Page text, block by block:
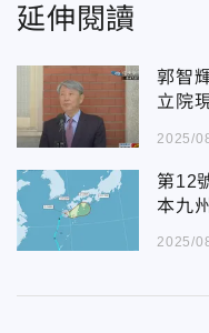
延伸閱讀
郭智
立院
2025/
第12
本九
2025/